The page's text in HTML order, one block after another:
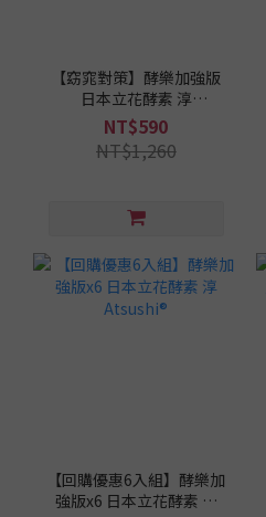
【窈窕對策】酵樂加強版
日本立花酵素 淳
Atsushi®(30顆/盒)
NT$590
NT$1,260
【回購優惠6入組】酵樂加
強版x6 日本立花酵素 淳